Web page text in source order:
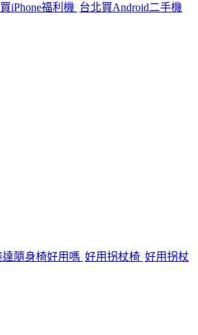
iPhone福利機 台北買Android二手機
達隨身椅好用嗎 好用拐杖椅 好用拐杖